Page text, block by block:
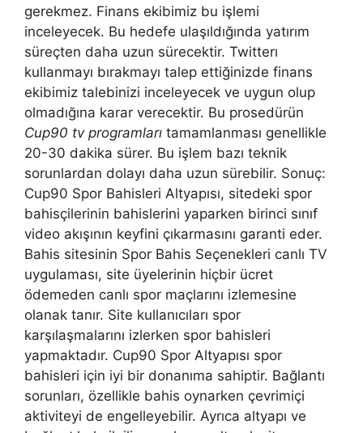
gerekmez. Finans ekibimiz bu işlemi
inceleyecek. Bu hedefe ulaşıldığında yatırım
süreçten daha uzun sürecektir. Twitterı
kullanmayı bırakmayı talep ettiğinizde finans
ekibimiz talebinizi inceleyecek ve uygun olup
olmadığına karar verecektir. Bu prosedürün
Cup90 tv programları tamamlanması genellikle
20-30 dakika sürer. Bu işlem bazı teknik
sorunlardan dolayı daha uzun sürebilir. Sonuç:
Cup90 Spor Bahisleri Altyapısı, sitedeki spor
bahisçilerinin bahislerini yaparken birinci sınıf
video akışının keyfini çıkarmasını garanti eder.
Bahis sitesinin Spor Bahis Seçenekleri canlı TV
uygulaması, site üyelerinin hiçbir ücret
ödemeden canlı spor maçlarını izlemesine
olanak tanır. Site kullanıcıları spor
karşılaşmalarını izlerken spor bahisleri
yapmaktadır. Cup90 Spor Altyapısı spor
bahisleri için iyi bir donanıma sahiptir. Bağlantı
sorunları, özellikle bahis oynarken çevrimiçi
aktiviteyi de engelleyebilir. Ayrıca altyapı ve